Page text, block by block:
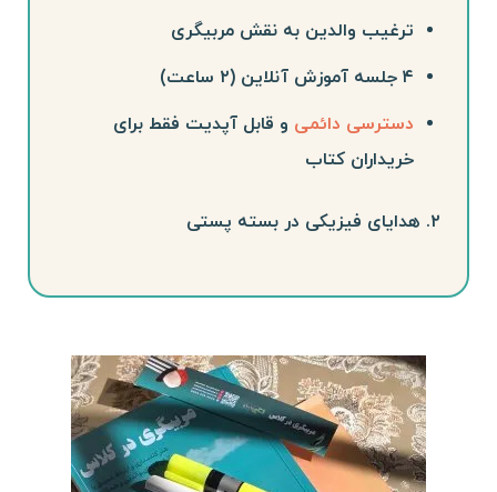
ترغیب والدین به نقش مربیگری
۴ جلسه آموزش آنلاین (۲ ساعت)
دسترسی دائمی و قابل آپدیت فقط برای
خریداران کتاب
۲. هدایای فیزیکی در بسته پستی